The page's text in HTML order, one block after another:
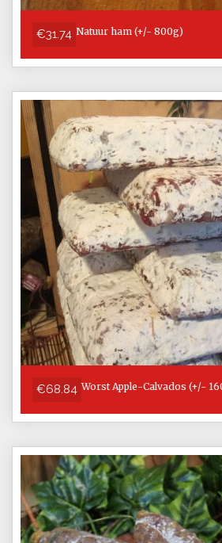
€31.74 Natuur ham (+/- 800g)
€68.84 Worst Apple-Calvados (+/-